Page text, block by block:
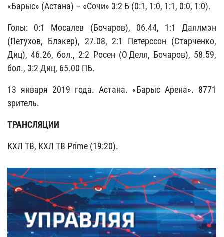
«Барыс» (Астана) – «Сочи» 3:2 Б (0:1, 1:0, 1:1, 0:0, 1:0).
Голы: 0:1 Мосалев (Бочаров), 06.44, 1:1 Даллмэн
(Петухов, Блэкер), 27.08, 2:1 Петерссон (Старченко,
Диц), 46.26, бол., 2:2 Росен (О'Делл, Бочаров), 58.59,
бол., 3:2 Диц, 65.00 ПБ.
13 января 2019 года. Астана. «Барыс Арена». 8771
зритель.
ТРАНСЛЯЦИИ
КХЛ ТВ, КХЛ ТВ Prime (19:20).